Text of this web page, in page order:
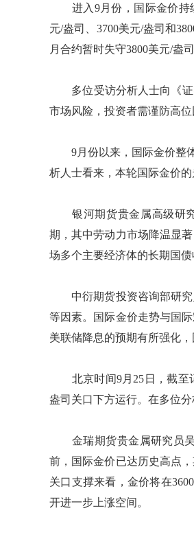
进入9月份，国际金价持续
元/盎司、3700美元/盎司和
月合约暂时失守3800美元/盎司
多位受访分析人士向《证
市场风险，投资者需谨防高位
9月份以来，国际金价整体
析人士看来，本轮国际金价的
银河期货贵金属高级研究
期，其中劳动力市场降温显
场多个主要经济体的长期国
中衍期货投资咨询部研究
等因素。国际金价走势与国
美联储降息的预期有所强化，
北京时间9月25日，截至记
盎司关口下方运行。在多位
金瑞期货贵金属研究员吴
前，国际金价已达历史高点
关口支撑来看，金价将在
开进一步上涨空间。